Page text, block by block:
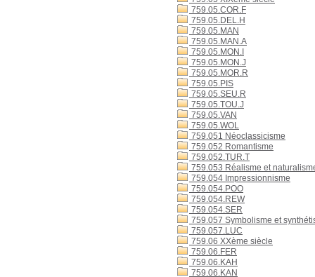
759.05.COR.F
759.05.DEL.H
759.05.MAN
759.05.MAN.A
759.05.MON.I
759.05.MON.J
759.05.MOR.R
759.05.PIS
759.05.SEU.R
759.05.TOU.J
759.05.VAN
759.05.WOL
759.051 Néoclassicisme
759.052 Romantisme
759.052.TUR.T
759.053 Réalisme et
759.054 Impressionnisme
759.054.POO
759.054.REW
759.054.SER
759.057 Symbolisme et
759.057.LUC
759.06 XXème siècle
759.06.FER
759.06.KAH
759.06.KAN